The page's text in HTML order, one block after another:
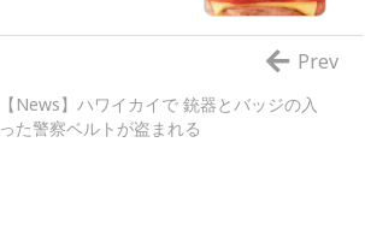
【News】ハワイカイで 銃器とバッジの入
った警察ベルトが盗まれる
Prev